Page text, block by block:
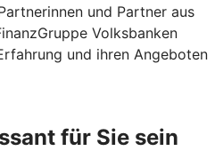
und Partner aus
Volksbanken
und ihren Angeboten
für Sie sein